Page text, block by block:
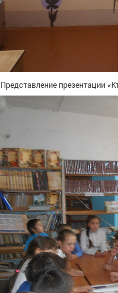
Представление презентации